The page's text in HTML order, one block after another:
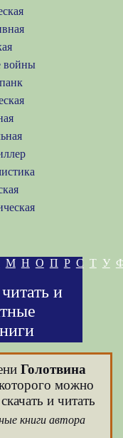
войны
М Н О П Р С Т У
и
Голотвина
можно
и читать
книги автора